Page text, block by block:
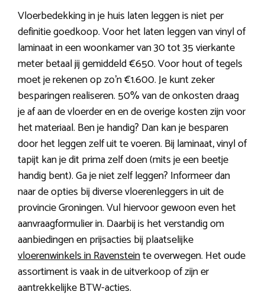
Vloerbedekking in je huis laten leggen is niet per
definitie goedkoop. Voor het laten leggen van vinyl of
laminaat in een woonkamer van 30 tot 35 vierkante
meter betaal jij gemiddeld €650. Voor hout of tegels
moet je rekenen op zo’n €1.600. Je kunt zeker
besparingen realiseren. 50% van de onkosten draag
je af aan de vloerder en en de overige kosten zijn voor
het materiaal. Ben je handig? Dan kan je besparen
door het leggen zelf uit te voeren. Bij laminaat, vinyl of
tapijt kan je dit prima zelf doen (mits je een beetje
handig bent). Ga je niet zelf leggen? Informeer dan
naar de opties bij diverse vloerenleggers in uit de
provincie Groningen. Vul hiervoor gewoon even het
aanvraagformulier in. Daarbij is het verstandig om
aanbiedingen en prijsacties bij plaatselijke
vloerenwinkels in Ravensteinte overwegen. Het oude
assortiment is vaak in de uitverkoop of zijn er
aantrekkelijke BTW-acties.